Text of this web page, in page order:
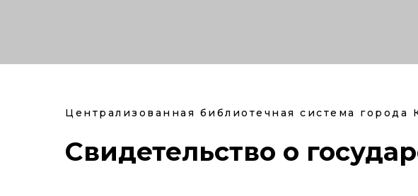
Централизованная библиотечная система города
Свидетельство о